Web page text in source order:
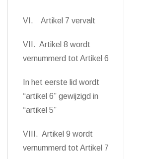
VI. Artikel 7 vervalt
VII. Artikel 8 wordt
vernummerd tot Artikel 6
In het eerste lid wordt
“artikel 6” gewijzigd in
“artikel 5”
VIII. Artikel 9 wordt
vernummerd tot Artikel 7